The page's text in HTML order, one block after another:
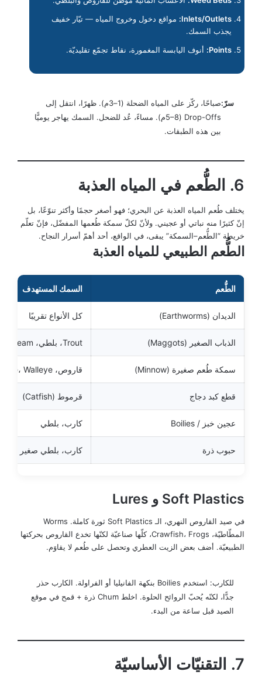
Inlets/Outlets:
مواقع دخول وخروج المياه — تيّار خفيف
يجذب السمك.
Points:
أنوف اليابسة المغمورة، نقاط تجمّع تقليديّة.
سرّ:
صباحًا، ركّز على المياه الضحلة (1–3م). ظهرًا، انتقل إلى
Drop-Offs (5–8م). مساءً، عُد للضحل. السمك يهاجر يوميًّا
بين هذه الطبقات.
6. الطُّعم في المياه العذبة
يختلف طُعم المياه العذبة عن البحري؛ فهو أصغر حجمًا وأكثر تنوّعًا، بل
إنّ كثيرًا منه نباتي أو عجيني. ولأنّ لكلّ سمكة طُعمها المفضّل، فإنّ تعلّم
خريطة “الطُّعم–السمكة” يبقى، في الواقع، أحد أهمّ أسرار النجاح.
الطُّعم الطبيعي للمياه العذبة
الطُّعم السمك المستهدف
الديدان (Earthworms) كل الأنواع تقريبًا
الذباب الصغير (Maggots) Trout، بلطي، Bream
سمكة طُعم صغيرة (Minnow) قاروص، Pike، Walleye
قطع كبد دجاج قرموط (Catfish)
عجين خبز / Boilies كارب، بلطي
حبوب ذرة كارب، بلطي صغير
Soft Plastics و Lures
في صيد القاروص النهري، الـ Soft Plastics ثورة كاملة. Worms
المطّاطيّة، Crawfish، Frogs، كلّها صناعيّة لكنّها تخدع القاروص بحركتها
الطبيعيّة. أضف بعض الزيت العطري وتحصل على طُعم لا يقاوَم.
للكارب: استخدم Boilies بنكهة الفانيليا أو الفراولة. الكارب حذر
جدًّا، لكنّه يُحبّ الروائح الحلوة. اخلط Chum ذرة + قمح في موقع
الصيد قبل ساعة من البدء.
7. التقنيّات الأساسيّة